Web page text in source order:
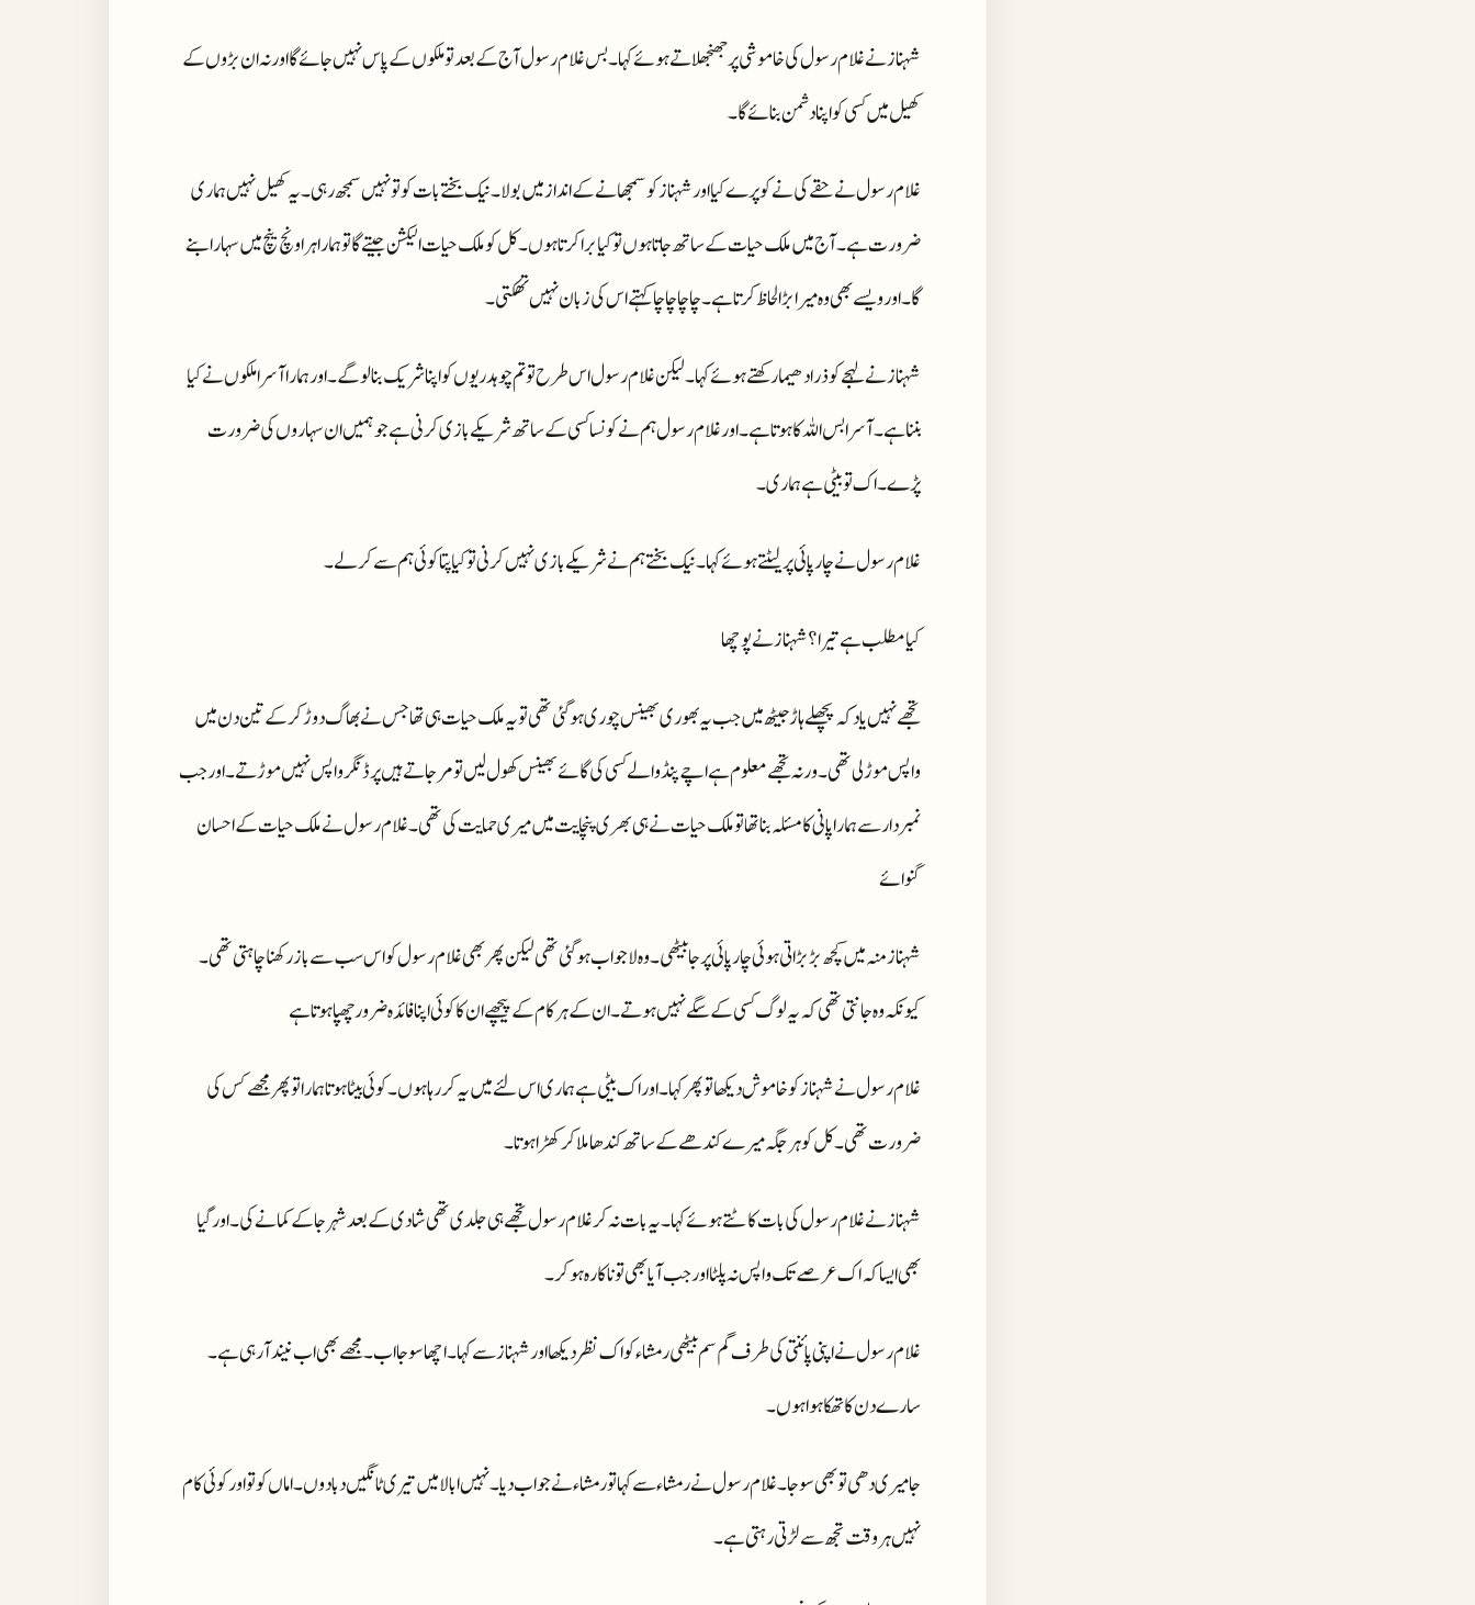
شہناز نے غلام رسول کی خاموشی پر جھنجھلاتے ہوئے کہا۔ بس غلام رسول آج کے بعد تو ملکوں کے پاس نہیں جائے گا اور نہ ان بڑوں کے
کھیل میں کسی کو اپنا دشمن بنائے گا۔
غلام رسول نے حقے کی نے کو پرے کیا اور شہناز کو سمجھانے کے انداز میں بولا۔ نیک بختے بات کو تو نہیں سمجھ رہی۔ یہ کھیل نہیں ہماری
ضرورت ہے۔ آج میں ملک حیات کے ساتھ جاتا ہوں تو کیا برا کرتا ہوں۔ کل کو ملک حیات الیکشن جیتے گا تو ہمارا ہر اونچ نیچ میں سہارا بنے
گا۔ اور ویسے بھی وہ میرا بڑا لحاظ کرتا ہے۔ چاچا چاچا کہتے اس کی زبان نہیں تھکتی۔
شہناز نے لہجے کو ذرا دھیما رکھتے ہوئے کہا۔ لیکن غلام رسول اس طرح تو تم چوہدریوں کو اپنا شریک بنا لو گے۔ اور ہمارا آسرا ملکوں نے کیا
بننا ہے۔ آسرا بس اللہ کا ہوتا ہے۔ اور غلام رسول ہم نے کونسا کسی کے ساتھ شریکے بازی کرنی ہے جو ہمیں ان سہاروں کی ضرورت
پڑے۔ اک تو بیٹی ہے ہماری۔
غلام رسول نے چارپائی پر لیٹتے ہوئے کہا۔ نیک بختے ہم نے شریکے بازی نہیں کرنی تو کیا پتا کوئی ہم سے کر لے۔
کیا مطلب ہے تیرا؟ شہناز نے پوچھا
تجھے نہیں یاد کہ پچھلے ہاڑ جیٹھ میں جب یہ بھوری بھینس چوری ہو گئی تھی تو یہ ملک حیات ہی تھا جس نے بھاگ دوڑ کر کے تین دن میں
واپس موڑ لی تھی۔ ورنہ تجھے معلوم ہے اچے پنڈ والے کسی کی گائے بھینس کھول لیں تو مر جاتے ہیں پر ڈنگر واپس نہیں موڑتے۔ اور جب
نمبردار سے ہمارا پانی کا مسئلہ بنا تھا تو ملک حیات نے ہی بھری پنچایت میں میری حمایت کی تھی ۔ غلام رسول نے ملک حیات کے احسان
گنوائے
شہناز منہ میں کچھ بڑبڑاتی ہوئی چارپائی پر جا بیٹھی ۔ وہ لاجواب ہو گئی تھی لیکن پھر بھی غلام رسول کو اس سب سے باز رکھنا چاہتی تھی۔
کیونکہ وہ جانتی تھی کہ یہ لوگ کسی کے سگے نہیں ہوتے۔ ان کے ہر کام کے پیچھے ان کا کوئی اپنا فائدہ ضرور چھپا ہوتا ہے
غلام رسول نے شہناز کو خاموش دیکھا تو پھر کہا۔ اور اک بیٹی ہے ہماری اس لئے میں یہ کر رہا ہوں۔ کوئی بیٹا ہوتا ہمارا تو پھر مجھے کس کی
ضرورت تھی۔ کل کو ہر جگہ میرے کندھے کے ساتھ کندھا ملا کر کھڑا ہوتا۔
شہناز نے غلام رسول کی بات کاٹتے ہوئے کہا۔ یہ بات نہ کر غلام رسول تجھے ہی جلدی تھی شادی کے بعد شہر جا کے کمانے کی۔ اور گیا
بھی ایسا کہ اک عرصے تک واپس نہ پلٹا اور جب آیا بھی تو ناکارہ ہو کر۔
غلام رسول نے اپنی پائنتی کی طرف گم سم بیٹھی رمشاء کو اک نظر دیکھا اور شہناز سے کہا۔ اچھا سو جا اب۔ مجھے بھی اب نیند آ رہی ہے۔
سارے دن کا تھکا ہوا ہوں۔
جا میری دھی تو بھی سو جا۔ غلام رسول نے رمشاء سے کہا تو رمشاء نے جواب دیا۔ نہیں ابا لا میں تیری ٹانگیں دبا دوں۔ اماں کو تو اور کوئی کام
نہیں ہر وقت تجھ سے لڑتی رہتی ہے۔